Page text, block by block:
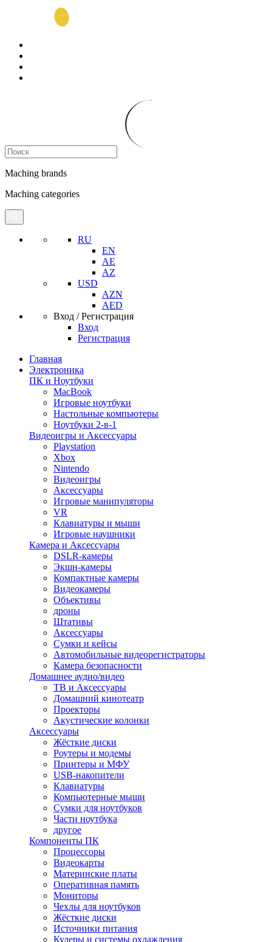
Maching brands
Maching categories
RU
EN
AE
AZ
USD
AZN
AED
Вход / Регистрация
Вход
Регистрация
Главная
Электроника
ПК и Ноутбуки
MacBook
Игровые ноутбуки
Настольные компьютеры
Ноутбуки 2-в-1
Видеоигры и Аксессуары
Playstation
Xbox
Nintendo
Видеоигры
Аксессуары
Игровые манипуляторы
VR
Клавиатуры и мыши
Игровые наушники
Камера и Аксессуары
DSLR-камеры
Экшн-камеры
Компактные камеры
Видеокамеры
Объективы
дроны
Штативы
Аксессуары
Сумки и кейсы
Автомобильные видеорегистраторы
Камера безопасности
Домашнее аудио/видео
ТВ и Аксессуары
Домашний кинотеатр
Проекторы
Акустические колонки
Аксессуары
Жёсткие диски
Роутеры и модемы
Принтеры и МФУ
USB-накопители
Клавиатуры
Компьютерные мыши
Сумки для ноутбуков
Части ноутбука
другое
Компоненты ПК
Процессоры
Видеокарты
Материнские платы
Оперативная память
Мониторы
Чехлы для ноутбуков
Жёсткие диски
Источники питания
Кулеры и системы охлаждения